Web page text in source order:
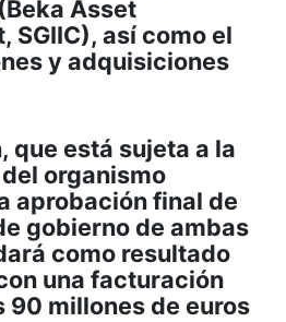
Asset
SGIIC), así como el
y adquisiciones
que está sujeta a la
organismo
aprobación final de
gobierno de ambas
como resultado
una facturación
90 millones de euros